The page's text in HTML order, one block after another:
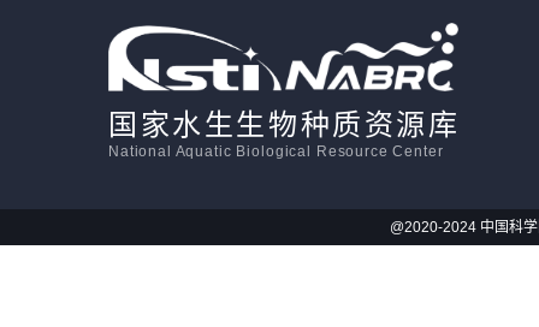
国家水生生物种质资源库
National Aquatic Biological Resource Center
@2020-2024 中国科